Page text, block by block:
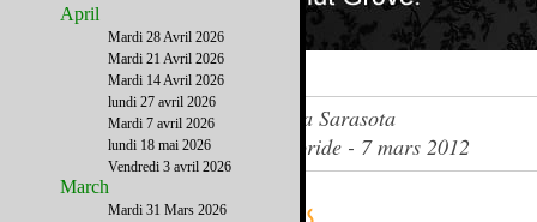
Un plongeon en nature profonde a Sarasota
Le journal du French District Floride - 7 mars 2012
April
Mardi 28 Avril 2026
Mardi 21 Avril 2026
Mardi 14 Avril 2026
lundi 27 avril 2026
Mardi 7 avril 2026
lundi 18 mai 2026
Vendredi 3 avril 2026
March
Mardi 31 Mars 2026